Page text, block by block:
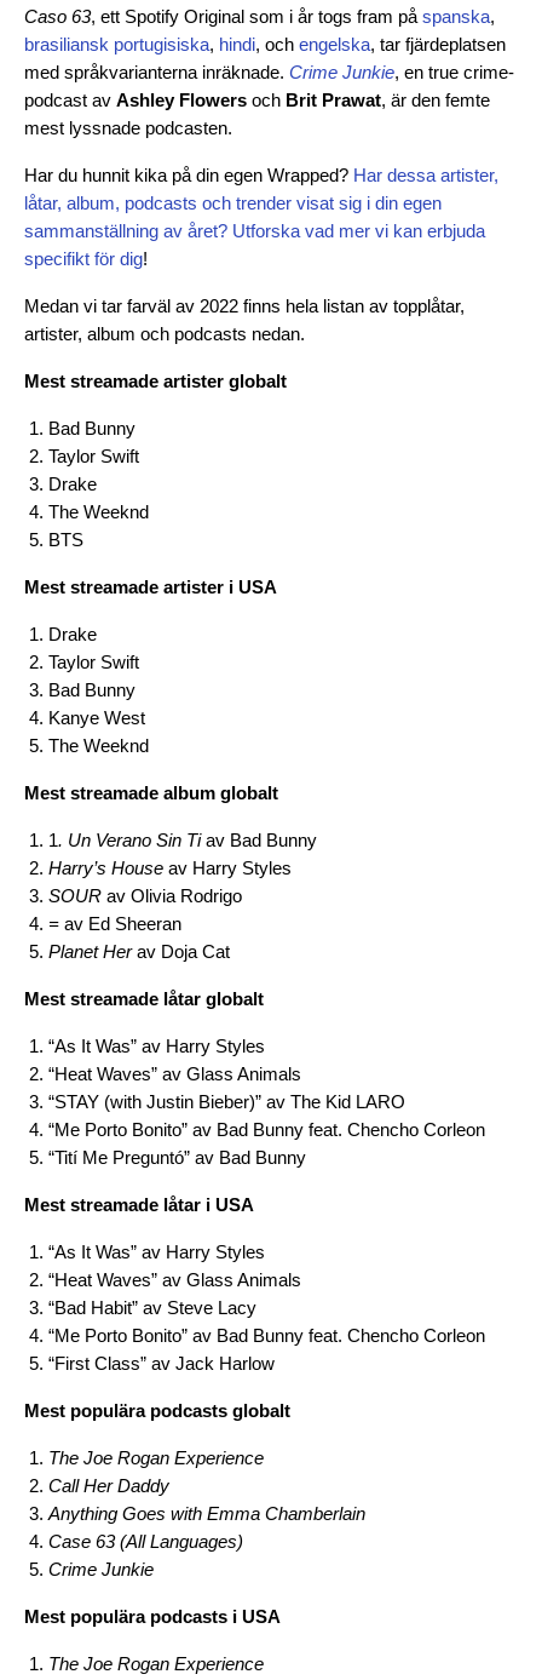
Caso 63, ett Spotify Original som i år togs fram på spanska,
brasiliansk portugisiska, hindi, och engelska, tar fjärdeplatsen
med språkvarianterna inräknade. Crime Junkie, en true crime-
podcast av Ashley Flowers och Brit Prawat, är den femte
mest lyssnade podcasten.
Har du hunnit kika på din egen Wrapped? Har dessa artister,
låtar, album, podcasts och trender visat sig i din egen
sammanställning av året? Utforska vad mer vi kan erbjuda
specifikt för dig!
Medan vi tar farväl av 2022 finns hela listan av topplåtar,
artister, album och podcasts nedan.
Mest streamade artister globalt
Bad Bunny
Taylor Swift
Drake
The Weeknd
BTS
Mest streamade artister i USA
Drake
Taylor Swift
Bad Bunny
Kanye West
The Weeknd
Mest streamade album globalt
1. Un Verano Sin Tiav Bad Bunny
Harry’s House av Harry Styles
SOUR av Olivia Rodrigo
= av Ed Sheeran
Planet Herav Doja Cat
Mest streamade låtar globalt
“As It Was” av Harry Styles
“Heat Waves” av Glass Animals
“STAY (with Justin Bieber)” av The Kid LARO
“Me Porto Bonito” av Bad Bunny feat. Chencho Corleon
“Tití Me Preguntó” av Bad Bunny
Mest streamade låtar i USA
“As It Was” av Harry Styles
“Heat Waves” av Glass Animals
“Bad Habit” av Steve Lacy
“Me Porto Bonito” av Bad Bunny feat. Chencho Corleon
“First Class” av Jack Harlow
Mest populära podcasts globalt
The Joe Rogan Experience
Call Her Daddy
Anything Goes with Emma Chamberlain
Case 63 (All Languages)
Crime Junkie
Mest populära podcasts i USA
The Joe Rogan Experience